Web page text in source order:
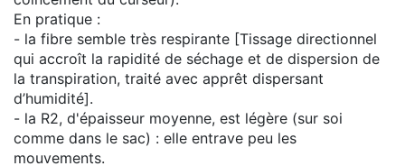
En pratique :
- la fibre semble très respirante [Tissage directionnel
qui accroît la rapidité de séchage et de dispersion de
la transpiration, traité avec apprêt dispersant
d’humidité].
- la R2, d'épaisseur moyenne, est légère (sur soi
comme dans le sac) : elle entrave peu les
mouvements.